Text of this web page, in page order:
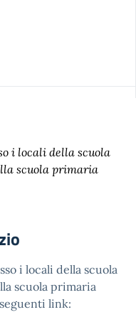
i locali della scuola
scuola primaria
i locali della scuola
scuola primaria
link: